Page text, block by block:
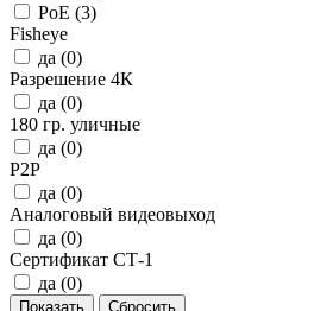
PoE (3)
Fisheye
да (0)
Разрешение 4К
да (0)
180 гр. уличные
да (0)
P2P
да (0)
Аналоговый видеовыход
да (0)
Сертификат СТ-1
да (0)